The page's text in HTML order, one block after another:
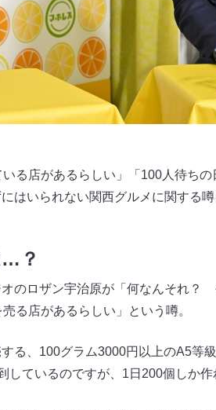
る店があるらしい」「100人待ち
はいられない関西グルメに関する噂
…？
のロザン宇治原が「何なんそれ？
る店があるらしい」という噂。
る、100グラム3000円以上のA5等
しているのですが、1日200個しか